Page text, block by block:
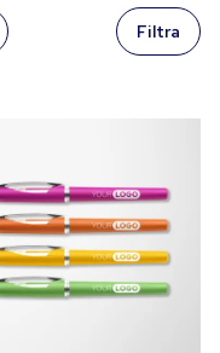
Filtra